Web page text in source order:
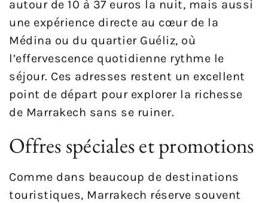
autour de 10 à 37 euros la nuit, mais aussi
une expérience directe au cœur de la
Médina ou du quartier Guéliz, où
l’effervescence quotidienne rythme le
séjour. Ces adresses restent un excellent
point de départ pour explorer la richesse
de Marrakech sans se ruiner.
Offres spéciales et promotions
Comme dans beaucoup de destinations
touristiques, Marrakech réserve souvent